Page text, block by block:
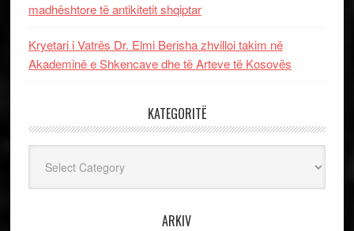
madhështore të antikitetit shqiptar
Kryetari i Vatrës Dr. Elmi Berisha zhvilloi takim në
Akademinë e Shkencave dhe të Arteve të Kosovës
KATEGORITË
ARKIV